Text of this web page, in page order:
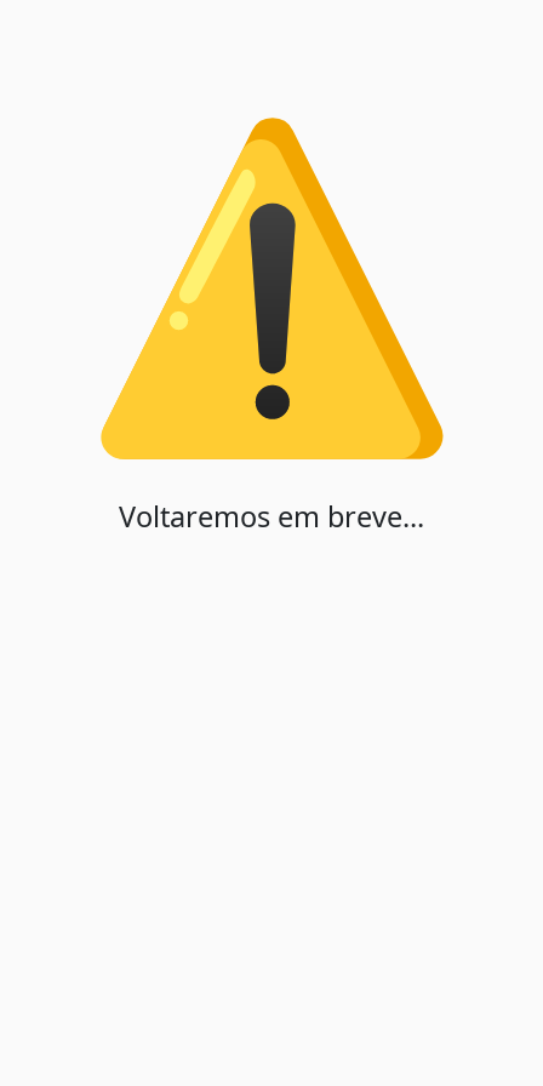
Voltaremos em breve...